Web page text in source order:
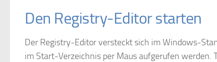
Den Registry-Editor starten
Der Registry-Editor versteckt sich im Windows-
im Start-Verzeichnis per Maus aufgerufen werden.